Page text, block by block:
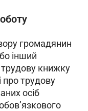
громадянин
інший
книжку
про трудову
осіб